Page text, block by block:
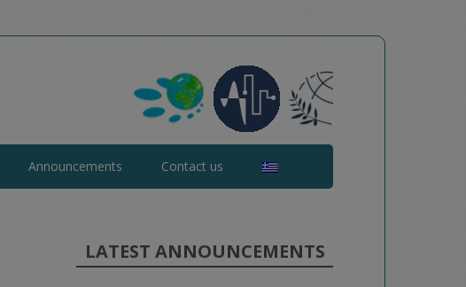
Announcements Contact us
LATEST ANNOUNCEMENTS